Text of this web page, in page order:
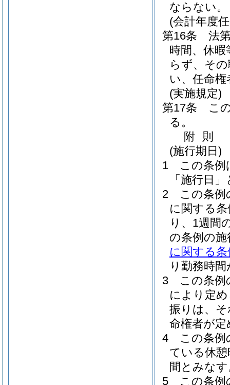
ならない。
(会計年度
第16条
法
時間、休
らず、そ
い、任命
(実施規定)
第17条
こ
る。
附 則
(施行期日)
1
この条例
「施行日
2
この条例
に関する条
り、1週間
の条例の
に関する条
り勤務時
3
この条例
により定
振りは、
命権者が
4
この条例
ている休
間とみな
5
この条例